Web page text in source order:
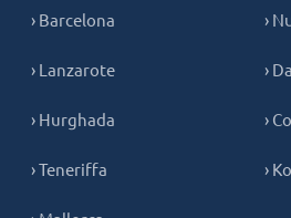
› Barcelona
› Lanzarote
› Hurghada
› Teneriffa
›
›
›
›